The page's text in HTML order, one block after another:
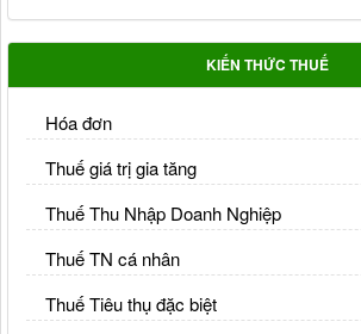
KIẾN THỨC THUẾ
Hóa đơn
Thuế giá trị gia tăng
Thuế Thu Nhập Doanh Nghiệp
Thuế TN cá nhân
Thuế Tiêu thụ đặc biệt